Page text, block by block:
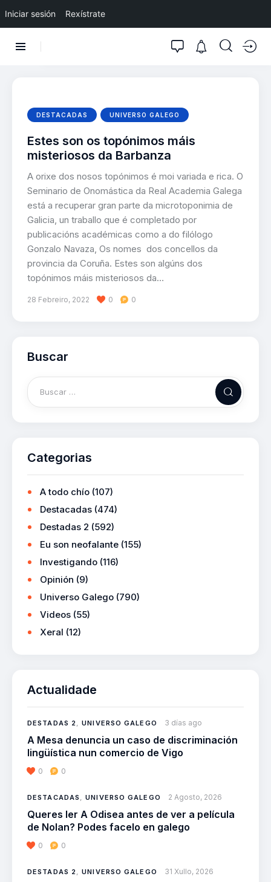
Iniciar sesión Rexístrate
DESTACADAS UNIVERSO GALEGO
Estes son os topónimos máis
misteriosos da Barbanza
A orixe dos nosos topónimos é moi variada e rica. O
Seminario de Onomástica da Real Academia Galega
está a recuperar gran parte da microtoponimia de
Galicia, un traballo que é completado por
publicacións académicas como a do filólogo
Gonzalo Navaza, Os nomes dos concellos da
provincia da Coruña. Estes son algúns dos
topónimos máis misteriosos da…
28 Febreiro, 2022 0 0
Buscar
Categorias
A todo chío (107)
Destacadas (474)
Destadas 2 (592)
Eu son neofalante (155)
Investigando (116)
Opinión (9)
Universo Galego (790)
Videos (55)
Xeral (12)
Actualidade
DESTADAS 2,UNIVERSO GALEGO 3 días ago
A Mesa denuncia un caso de discriminación
lingüística nun comercio de Vigo
0 0
DESTACADAS ,UNIVERSO GALEGO 2 Agosto, 2026
Queres ler A Odisea antes de ver a película
de Nolan? Podes facelo en galego
0 0
DESTADAS 2,UNIVERSO GALEGO 31 Xullo, 2026